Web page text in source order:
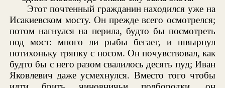
Этот почтенный гражданин находился уже на
Исакиевском мосту. Он прежде всего осмотрелся;
потом нагнулся на перила, будто бы посмотреть
под мост: много ли рыбы бегает, и швырнул
потихоньку тряпку с носом. Он почувствовал, как
будто бы с него разом свалилось десять пуд; Иван
Яковлевич даже усмехнулся. Вместо того чтобы